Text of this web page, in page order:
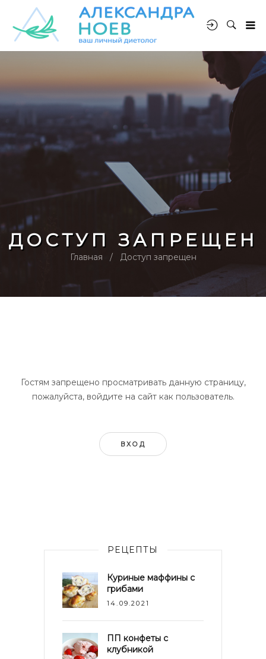
ДОСТУП ЗАПРЕЩЕН
Главная Доступ запрещен
Гостям запрещено просматривать данную страницу,
пожалуйста, войдите на сайт как пользователь.
ВХОД
РЕЦЕПТЫ
Куриные маффины с
грибами
14.09.2021
ПП конфеты с
клубникой